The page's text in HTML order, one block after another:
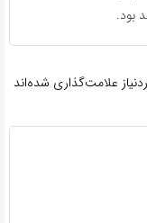
بود.
علامت‌گذاری شده‌اند